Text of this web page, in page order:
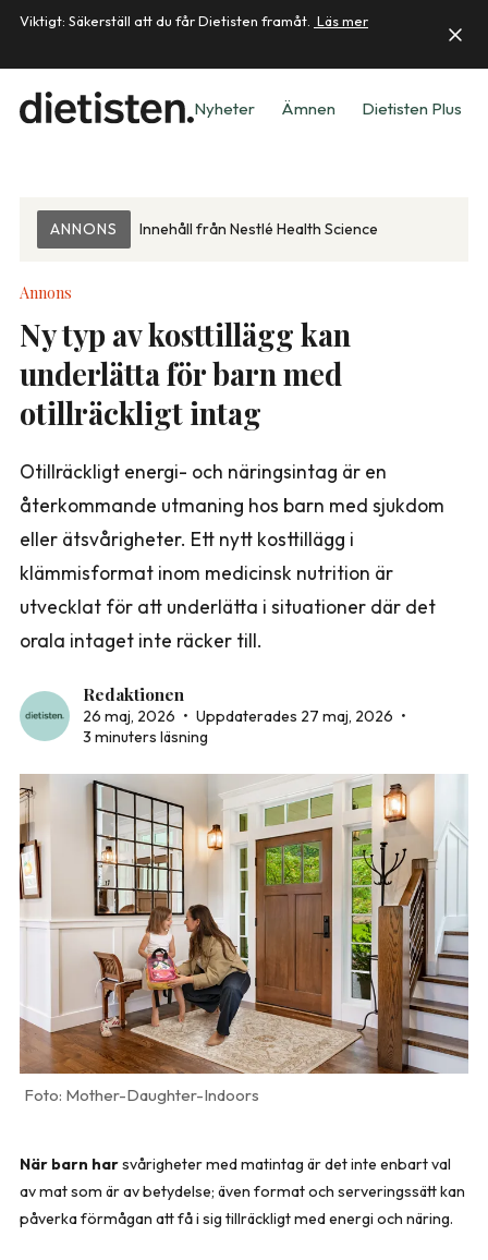
Viktigt: Säkerställ att du får Dietisten framåt. Läs mer
Nyheter Ämnen Dietisten Plus
ANNONS Innehåll från Nestlé Health Science
Annons
Ny typ av kosttillägg kan
underlätta för barn med
otillräckligt intag
Otillräckligt energi- och näringsintag är en
återkommande utmaning hos barn med sjukdom
eller ätsvårigheter. Ett nytt kosttillägg i
klämmisformat inom medicinsk nutrition är
utvecklat för att underlätta i situationer där det
orala intaget inte räcker till.
Redaktionen
26 maj, 2026 • Uppdaterades 27 maj, 2026 •
3 minuters läsning
Mother-Daughter-Indoors
När barn harsvårigheter med matintag är det inte enbart val
av mat som är av betydelse; även format och serveringssätt kan
påverka förmågan att få i sig tillräckligt med energi och näring.